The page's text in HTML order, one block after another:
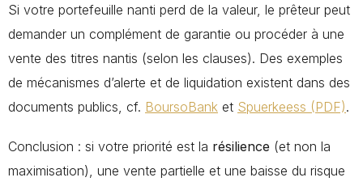
Si votre portefeuille nanti perd de la valeur, le prêteur peut
demander un complément de garantie ou procéder à une
vente des titres nantis (selon les clauses). Des exemples
de mécanismes d’alerte et de liquidation existent dans des
documents publics, cf. BoursoBank et Spuerkeess (PDF).
Conclusion : si votre priorité est la résilience (et non la
maximisation), une vente partielle et une baisse du risque